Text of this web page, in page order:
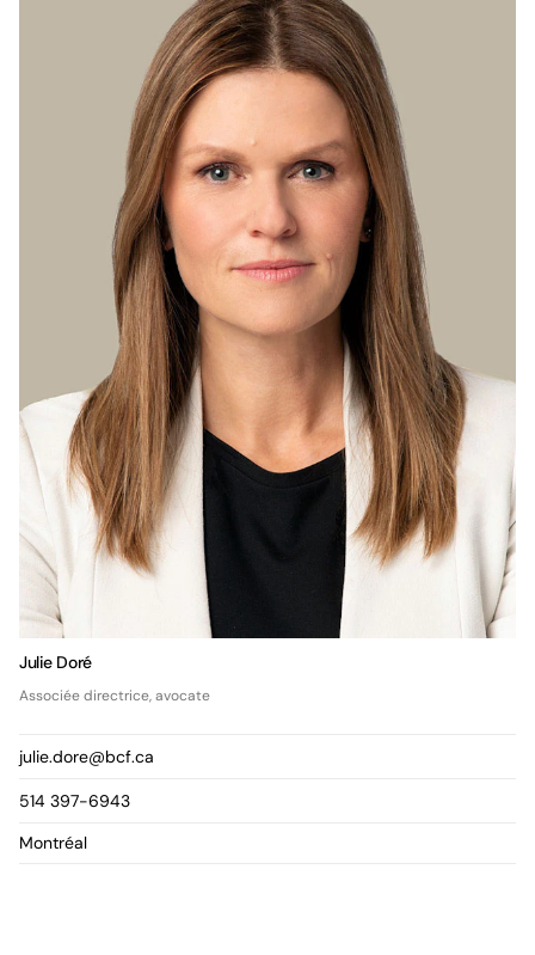
Julie Doré
Associée directrice, avocate
julie.dore@bcf.ca
514 397-6943
Montréal